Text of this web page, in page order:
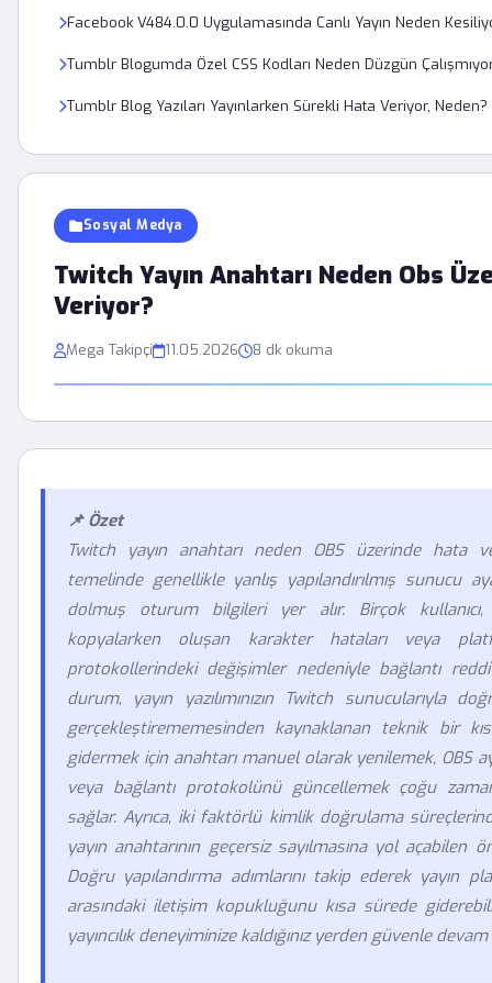
Sosyal Medya
Twitch Yayın Anahtarı Neden Obs
Veriyor?
Mega Takipçi 11.05.2026 8 dk okuma
📌 Özet
Twitch yayın anahtarı neden OBS üzerinde hata
temelinde genellikle yanlış yapılandırılmış sunucu
dolmuş oturum bilgileri yer alır. Birçok kullanıcı,
kopyalarken oluşan karakter hataları veya
protokollerindeki değişimler nedeniyle bağlantı reddi
durum, yayın yazılımınızın Twitch sunucularıyla
gerçekleştirememesinden kaynaklanan teknik bir
gidermek için anahtarı manuel olarak yenilemek, OBS
veya bağlantı protokolünü güncellemek çoğu
sağlar. Ayrıca, iki faktörlü kimlik doğrulama
yayın anahtarının geçersiz sayılmasına yol açabilen
Doğru yapılandırma adımlarını takip ederek yayın
arasındaki iletişim kopukluğunu kısa sürede
yayıncılık deneyiminize kaldığınız yerden güvenle
Facebook V484.0.0 Uygulamasında Canlı Yayın Neden
Tumblr Blogumda Özel CSS Kodları Neden Düzgün
Tumblr Blog Yazıları Yayınlarken Sürekli Hata Veriyor, Neden?